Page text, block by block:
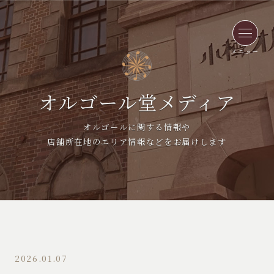
メニュー
オルゴール堂メディア
オルゴールに関する情報や
店舗所在地のエリア情報などをお届けします
2026.01.07